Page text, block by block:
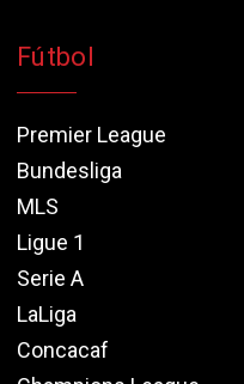
Fútbol
Premier League
Bundesliga
MLS
Ligue 1
Serie A
LaLiga
Concacaf